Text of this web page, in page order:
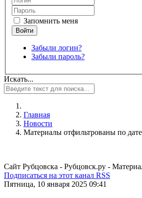
Запомнить меня
Забыли логин?
Забыли пароль?
Искать...
Главная
Новости
Материалы отфильтрованы по
Сайт Рубцовска - Рубцовск.ру -
Подписаться на этот канал RSS
Пятница, 10 января 2025 09:41